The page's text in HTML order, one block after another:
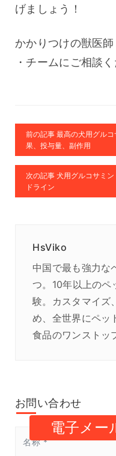
げましょう！
かかりつけの獣医
・チームにご相談く
前の記事 最高の犬用グル
果、投与量、副作用
次の記事 犬用グルコサミ
ドライン
HsViko
中国で最も強力な
つ。10年以上のペ
験。カスタマイズ
め、全世界にペッ
食品のワンストッ
お問い合わせ
電子メー